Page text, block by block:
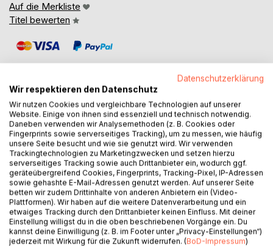
Auf die Merkliste
Titel bewerten
BESCHREIBUNG
"Unter der Oberfläche" wagt einen neuen Blick auf die
alten Texte der Bibel. Die Geschichten und Erzähltexte des
vorliegenden Bandes haben den Menschen mit all seinen
Krisen und Verwerfungen im Blick - als Individuum und als
gesellschaftliches Wesen. Dabei erhalten sie eine neue
Sprache und Aktualität.
Das Buch eignet sich einfach nur zum Lesen, als Einstieg
im Unterricht und in der Gruppenarbeit oder für die Predigt-
Datenschutzerklärung
Wir respektieren den Datenschutz
Wir nutzen Cookies und vergleichbare Technologien auf unserer
Website. Einige von ihnen sind essenziell und technisch notwendig.
Daneben verwenden wir Analysemethoden (z. B. Cookies oder
Fingerprints sowie serverseitiges Tracking), um zu messen, wie häufig
unsere Seite besucht und wie sie genutzt wird. Wir verwenden
Trackingtechnologien zu Marketingzwecken und setzen hierzu
serverseitiges Tracking sowie auch Drittanbieter ein, wodurch ggf.
geräteübergreifend Cookies, Fingerprints, Tracking-Pixel, IP-Adressen
sowie gehashte E-Mail-Adressen genutzt werden. Auf unserer Seite
betten wir zudem Drittinhalte von anderen Anbietern ein (Video-
Plattformen). Wir haben auf die weitere Datenverarbeitung und ein
etwaiges Tracking durch den Drittanbieter keinen Einfluss. Mit deiner
Einstellung willigst du in die oben beschriebenen Vorgänge ein. Du
kannst deine Einwilligung (z. B. im Footer unter „Privacy-Einstellungen“)
jederzeit mit Wirkung für die Zukunft widerrufen. (BoD-Impressum)